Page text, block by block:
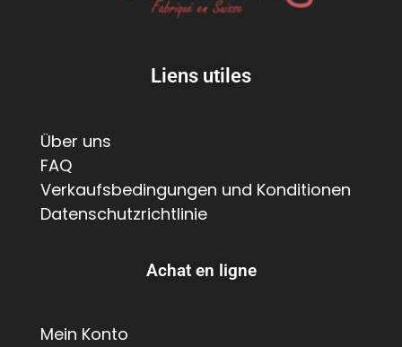
Liens utiles
Über uns
FAQ
Verkaufsbedingungen und Konditionen
Datenschutzrichtlinie
Achat en ligne
Mein Konto